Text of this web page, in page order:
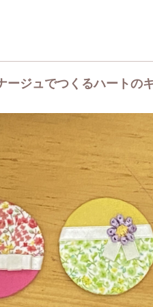
ージュでつくるハートの